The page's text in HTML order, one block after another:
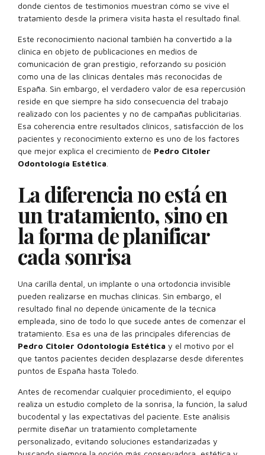
donde cientos de testimonios muestran cómo se vive el
tratamiento desde la primera visita hasta el resultado final.
Este reconocimiento nacional también ha convertido a la
clínica en objeto de publicaciones en medios de
comunicación de gran prestigio, reforzando su posición
como una de las clínicas dentales más reconocidas de
España. Sin embargo, el verdadero valor de esa repercusión
reside en que siempre ha sido consecuencia del trabajo
realizado con los pacientes y no de campañas publicitarias.
Esa coherencia entre resultados clínicos, satisfacción de los
pacientes y reconocimiento externo es uno de los factores
que mejor explica el crecimiento de Pedro Citoler
Odontología Estética
La diferencia no está en
un tratamiento, sino en
la forma de planificar
cada sonrisa
Una carilla dental, un implante o una ortodoncia invisible
pueden realizarse en muchas clínicas. Sin embargo, el
resultado final no depende únicamente de la técnica
empleada, sino de todo lo que sucede antes de comenzar el
tratamiento. Esa es una de las principales diferencias de
Pedro Citoler Odontología Estética y el motivo por el
que tantos pacientes deciden desplazarse desde diferentes
puntos de España hasta Toledo.
Antes de recomendar cualquier procedimiento, el equipo
realiza un estudio completo de la sonrisa, la función, la salud
bucodental y las expectativas del paciente. Este análisis
permite diseñar un tratamiento completamente
personalizado, evitando soluciones estandarizadas y